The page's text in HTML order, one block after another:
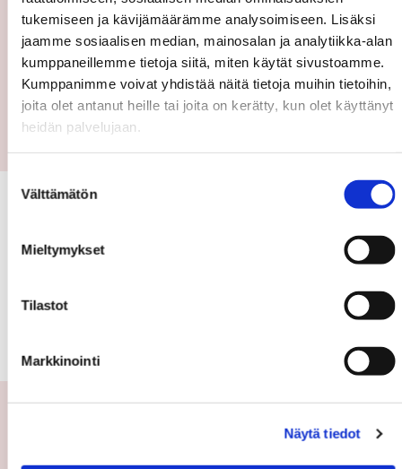
tukemiseen ja kävijämäärämme analysoimiseen. Lisäksi
jaamme sosiaalisen median, mainosalan ja analytiikka-alan
kumppaneillemme tietoja siitä, miten käytät sivustoamme.
Kumppanimme voivat yhdistää näitä tietoja muihin tietoihin,
joita olet antanut heille tai joita on kerätty, kun olet käyttänyt
heidän palvelujaan.
valinta
Välttämätön
Mieltymykset
Tilastot
Markkinointi
Näytä tiedot
5/5
No nonsense approach. She knew the area
very well and focusgroup. Great
personality and didnt overprize the
apartment.
OLE MINUUN YHTEYDESSÄ!